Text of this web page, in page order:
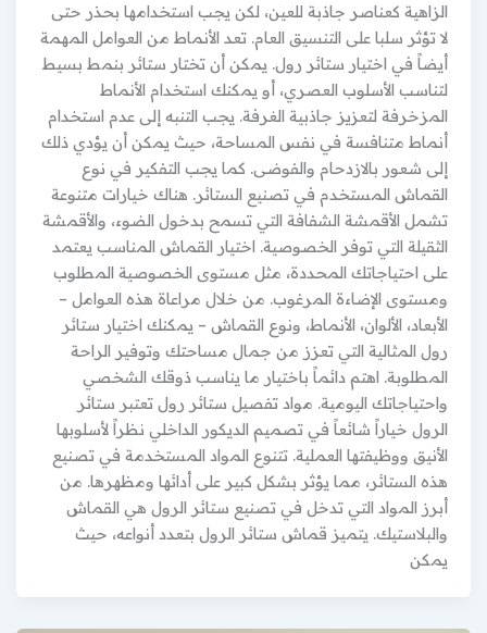
الزاهية كعناصر جاذبة للعين، لكن يجب استخدامها بحذر حتى
لا تؤثر سلبا على التنسيق العام. تعد الأنماط من العوامل المهمة
أيضاً في اختيار ستائر رول. يمكن أن تختار ستائر بنمط بسيط
لتناسب الأسلوب العصري، أو يمكنك استخدام الأنماط
المزخرفة لتعزيز جاذبية الغرفة. يجب التنبه إلى عدم استخدام
أنماط متنافسة في نفس المساحة، حيث يمكن أن يؤدي ذلك
إلى شعور بالازدحام والفوضى. كما يجب التفكير في نوع
القماش المستخدم في تصنيع الستائر. هناك خيارات متنوعة
تشمل الأقمشة الشفافة التي تسمح بدخول الضوء، والأقمشة
الثقيلة التي توفر الخصوصية. اختيار القماش المناسب يعتمد
على احتياجاتك المحددة، مثل مستوى الخصوصية المطلوب
ومستوى الإضاءة المرغوب. من خلال مراعاة هذه العوامل –
الأبعاد، الألوان، الأنماط، ونوع القماش – يمكنك اختيار ستائر
رول المثالية التي تعزز من جمال مساحتك وتوفير الراحة
المطلوبة. اهتم دائماً باختيار ما يناسب ذوقك الشخصي
واحتياجاتك اليومية. مواد تفصيل ستائر رول تعتبر ستائر
الرول خياراً شائعاً في تصميم الديكور الداخلي نظراً لأسلوبها
الأنيق ووظيفتها العملية. تتنوع المواد المستخدمة في تصنيع
هذه الستائر، مما يؤثر بشكل كبير على أدائها ومظهرها. من
أبرز المواد التي تدخل في تصنيع ستائر الرول هي القماش
والبلاستيك. يتميز قماش ستائر الرول بتعدد أنواعه، حيث
يمكن